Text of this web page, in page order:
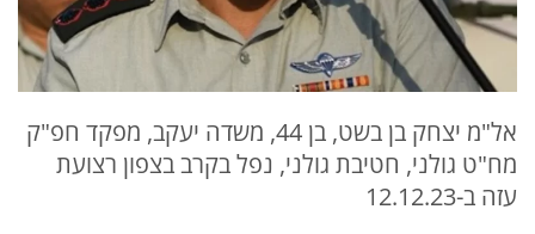
אל"מ יצחק בן בשט, בן 44, משדה יעקב, מפקד חפ"ק
מח"ט גולני, חטיבת גולני, נפל בקרב בצפון רצועת
עזה ב-12.12.23